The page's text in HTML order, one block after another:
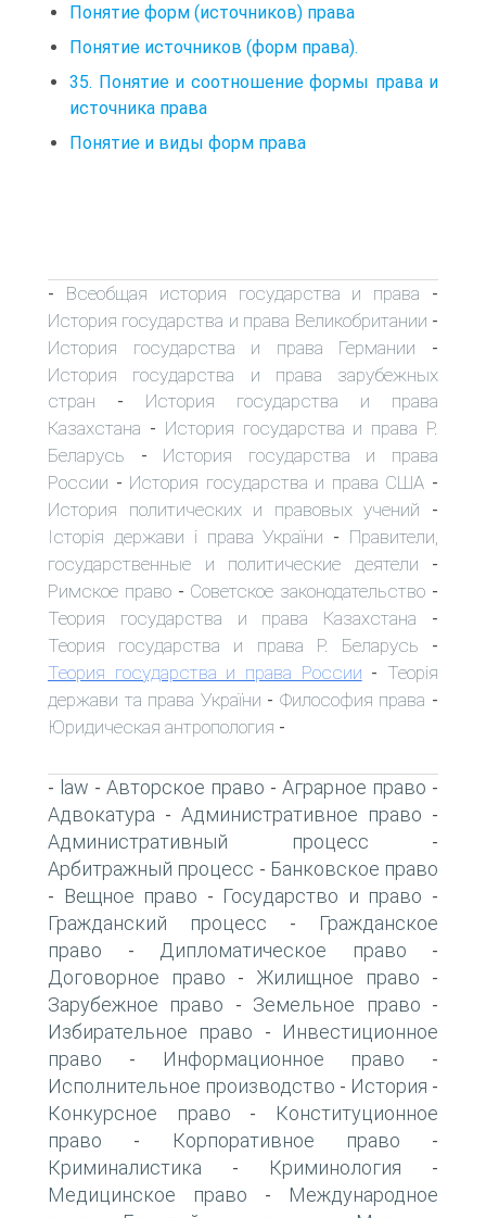
Понятие форм (источников) права
Понятие источников (форм права).
35. Понятие и соотношение формы права и
источника права
Понятие и виды форм права
- Всеобщая история государства и права -
История государства и права Великобритании -
История государства и права Германии -
История государства и права зарубежных
стран - История государства и права
Казахстана - История государства и права Р.
Беларусь - История государства и права
России - История государства и права США -
История политических и правовых учений -
Історія держави і права України - Правители,
государственные и политические деятели -
Римское право- Советское законодательство -
Теория государства и права Казахстана -
Теория государства и права Р. Беларусь -
Теория государства и права России - Теорія
держави та права України - Философия права -
Юридическая антропология -
- law - Авторское право - Аграрное право -
Адвокатура - Административное право -
Административный процесс -
Арбитражный процесс - Банковское право
- Вещное право - Государство и право -
Гражданский процесс -
Гражданское
право - Дипломатическое право -
Договорное право - Жилищное право -
Зарубежное право - Земельное право -
Избирательное право -
Инвестиционное
право - Информационное право -
Исполнительное производство - История -
Конкурсное право -
Конституционное
право - Корпоративное право -
Криминалистика - Криминология -
Медицинское право -
Международное